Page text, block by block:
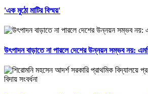
'এক মুঠো মাটির বিস্ময়'
উৎপাদন বাড়াতে না পারলে দেশের উন্নয়ন সম্ভব নয়: